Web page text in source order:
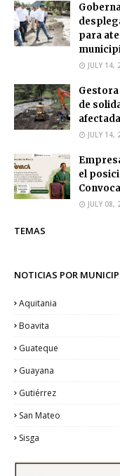
para
JULY 14,
Gestora
de
JULY 14,
el
JULY 08,
TEMAS
NOTICIAS POR
Aquitania
Boavita
Guateque
Guayana
Gutiérrez
San Mateo
Sisga